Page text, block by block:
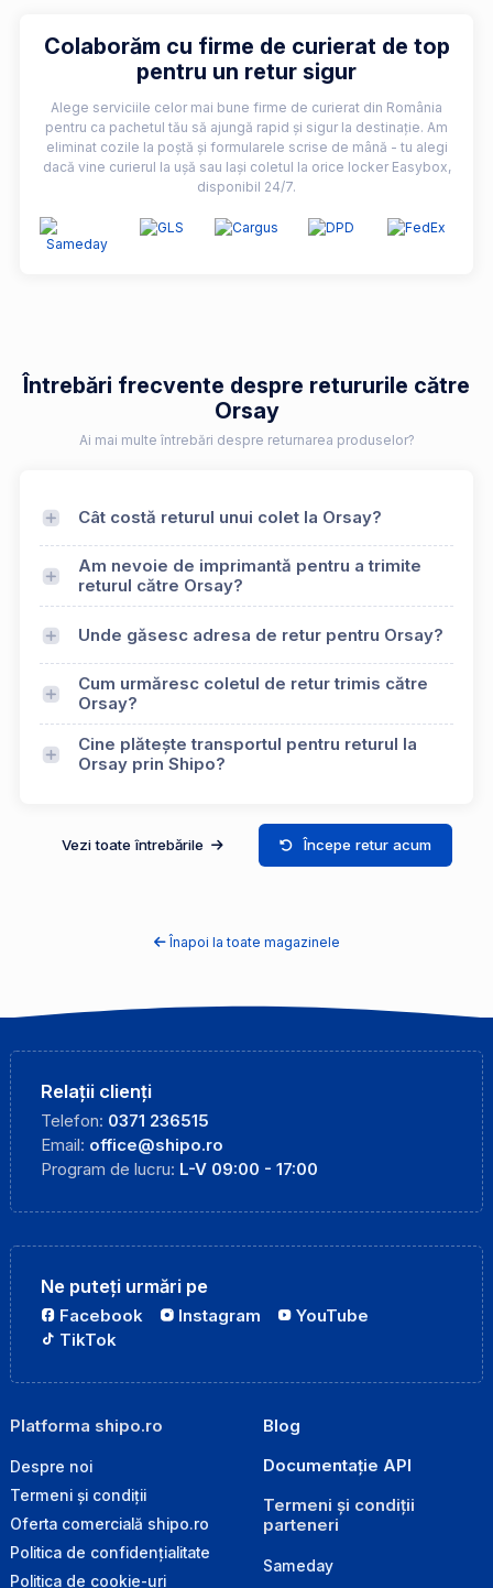
Colaborăm cu firme de curierat de top
pentru un retur sigur
Alege serviciile celor mai bune firme de curierat din România
pentru ca pachetul tău să ajungă rapid și sigur la destinație. Am
eliminat cozile la poștă și formularele scrise de mână - tu alegi
dacă vine curierul la ușă sau lași coletul la orice locker Easybox,
disponibil 24/7.
Întrebări frecvente despre retururile către
Orsay
Ai mai multe întrebări despre returnarea produselor?
Cât costă returul unui colet la Orsay?
Am nevoie de imprimantă pentru a trimite
returul către Orsay?
Unde găsesc adresa de retur pentru Orsay?
Cum urmăresc coletul de retur trimis către
Orsay?
Cine plătește transportul pentru returul la
Orsay prin Shipo?
Vezi toate întrebările Începe retur acum
Înapoi la toate magazinele
Relații clienți
Telefon: 0371 236515
Email: office@shipo.ro
Program de lucru: L-V 09:00 - 17:00
Ne puteți urmări pe
Facebook Instagram
YouTube
TikTok
Platforma shipo.ro
Despre noi
Termeni și condiții
Oferta comercială shipo.ro
Politica de confidențialitate
Politica de cookie-uri
Blog
Documentație API
Termeni și condiții
parteneri
Sameday